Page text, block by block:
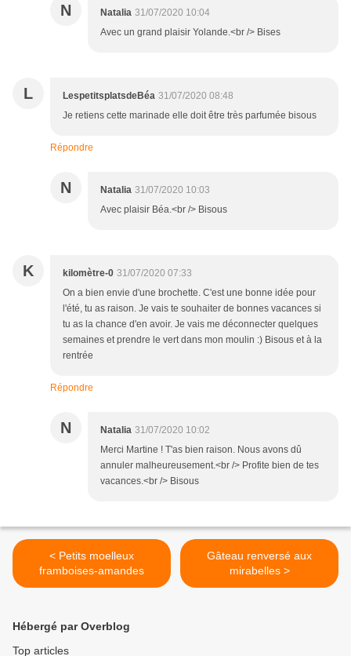
N Natalia 31/07/2020 10:04
Avec un grand plaisir Yolande.<br /> Bises
L LespetitsplatsdeBéa 31/07/2020 08:48
Je retiens cette marinade elle doit être très parfumée bisous
Répondre
N Natalia 31/07/2020 10:03
Avec plaisir Béa.<br /> Bisous
K kilomètre-0 31/07/2020 07:33
On a bien envie d'une brochette. C'est une bonne idée pour
l'été, tu as raison. Je vais te souhaiter de bonnes vacances si
tu as la chance d'en avoir. Je vais me déconnecter quelques
semaines et prendre le vert dans mon moulin :) Bisous et à la
rentrée
Répondre
N Natalia 31/07/2020 10:02
Merci Martine ! T'as bien raison. Nous avons dû
annuler malheureusement.<br /> Profite bien de tes
vacances.<br /> Bisous
< Petits moelleux
framboises-amandes
Gâteau renversé aux
mirabelles >
Hébergé par Overblog
Top articles